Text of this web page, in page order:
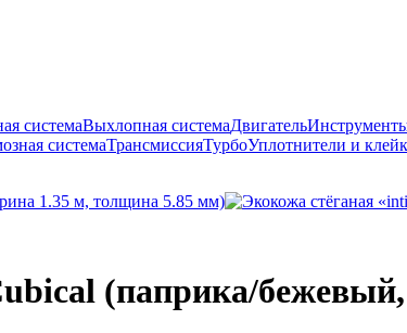
системаВыхлопная системаДвигатель
системаТрансмиссияТурбоУплотнители и
(паприка/